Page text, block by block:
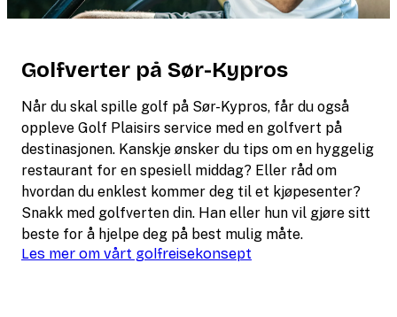
Golfverter på Sør-Kypros
Når du skal spille golf på Sør-Kypros, får du også
oppleve Golf Plaisirs service med en golfvert på
destinasjonen. Kanskje ønsker du tips om en hyggelig
restaurant for en spesiell middag? Eller råd om
hvordan du enklest kommer deg til et kjøpesenter?
Snakk med golfverten din. Han eller hun vil gjøre sitt
beste for å hjelpe deg på best mulig måte.
Les mer om vårt golfreisekonsept